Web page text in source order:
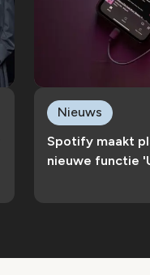
Spotify maakt
nieuwe functie
Nieuws